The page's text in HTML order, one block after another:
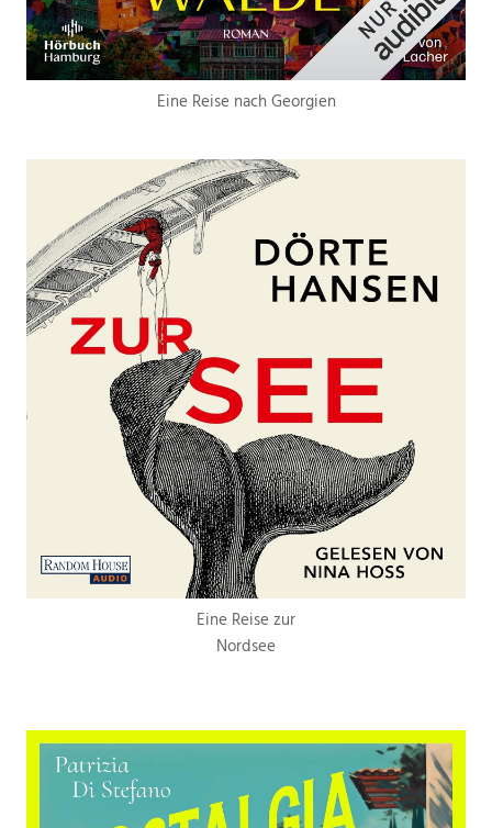
Eine Reise nach Georgien
Eine Reise zur
Nordsee